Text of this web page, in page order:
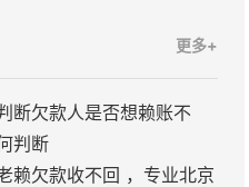
更多+
断欠款人是否想赖账不
判断
赖欠款收不回 ，专业北京